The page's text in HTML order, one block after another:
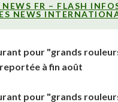
NEWS FR – FLASH
NEWS
pour "grands
à fin août
pour "grands